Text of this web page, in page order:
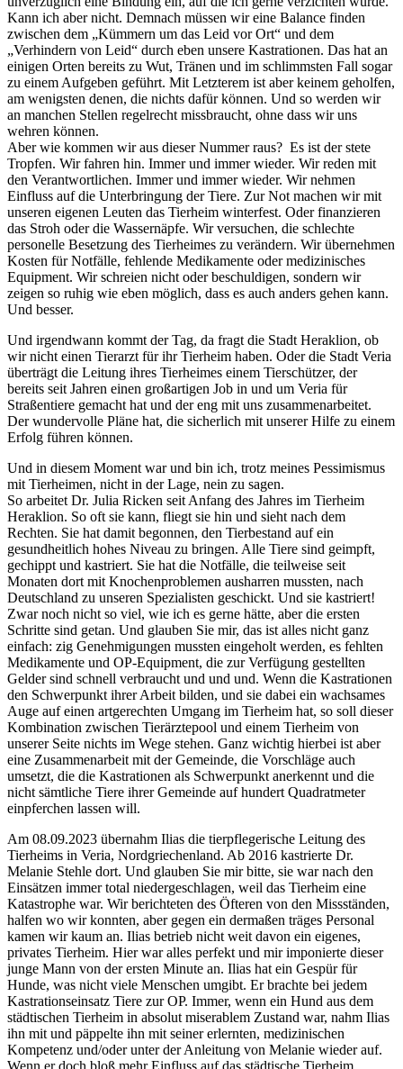
Kann ich aber nicht. Demnach müssen wir eine Balance finden
zwischen dem „Kümmern um das Leid vor Ort“ und dem
„Verhindern von Leid“ durch eben unsere Kastrationen. Das hat an
einigen Orten bereits zu Wut, Tränen und im schlimmsten Fall sogar
zu einem Aufgeben geführt. Mit Letzterem ist aber keinem geholfen,
am wenigsten denen, die nichts dafür können. Und so werden wir
an manchen Stellen regelrecht missbraucht, ohne dass wir uns
wehren können.
Aber wie kommen wir aus dieser Nummer raus? Es ist der stete
Tropfen. Wir fahren hin. Immer und immer wieder. Wir reden mit
den Verantwortlichen. Immer und immer wieder. Wir nehmen
Einfluss auf die Unterbringung der Tiere. Zur Not machen wir mit
unseren eigenen Leuten das Tierheim winterfest. Oder finanzieren
das Stroh oder die Wassernäpfe. Wir versuchen, die schlechte
personelle Besetzung des Tierheimes zu verändern. Wir übernehmen
Kosten für Notfälle, fehlende Medikamente oder medizinisches
Equipment. Wir schreien nicht oder beschuldigen, sondern wir
zeigen so ruhig wie eben möglich, dass es auch anders gehen kann.
Und besser.
Und irgendwann kommt der Tag, da fragt die Stadt Heraklion, ob
wir nicht einen Tierarzt für ihr Tierheim haben. Oder die Stadt Veria
überträgt die Leitung ihres Tierheimes einem Tierschützer, der
bereits seit Jahren einen großartigen Job in und um Veria für
Straßentiere gemacht hat und der eng mit uns zusammenarbeitet.
Der wundervolle Pläne hat, die sicherlich mit unserer Hilfe zu einem
Erfolg führen können.
Und in diesem Moment war und bin ich, trotz meines Pessimismus
mit Tierheimen, nicht in der Lage, nein zu sagen.
So arbeitet Dr. Julia Ricken seit Anfang des Jahres im Tierheim
Heraklion. So oft sie kann, fliegt sie hin und sieht nach dem
Rechten. Sie hat damit begonnen, den Tierbestand auf ein
gesundheitlich hohes Niveau zu bringen. Alle Tiere sind geimpft,
gechippt und kastriert. Sie hat die Notfälle, die teilweise seit
Monaten dort mit Knochenproblemen ausharren mussten, nach
Deutschland zu unseren Spezialisten geschickt. Und sie kastriert!
Zwar noch nicht so viel, wie ich es gerne hätte, aber die ersten
Schritte sind getan. Und glauben Sie mir, das ist alles nicht ganz
einfach: zig Genehmigungen mussten eingeholt werden, es fehlten
Medikamente und OP-Equipment, die zur Verfügung gestellten
Gelder sind schnell verbraucht und und und. Wenn die Kastrationen
den Schwerpunkt ihrer Arbeit bilden, und sie dabei ein wachsames
Auge auf einen artgerechten Umgang im Tierheim hat, so soll dieser
Kombination zwischen Tierärztepool und einem Tierheim von
unserer Seite nichts im Wege stehen. Ganz wichtig hierbei ist aber
eine Zusammenarbeit mit der Gemeinde, die Vorschläge auch
umsetzt, die die Kastrationen als Schwerpunkt anerkennt und die
nicht sämtliche Tiere ihrer Gemeinde auf hundert Quadratmeter
einpferchen lassen will.
Am 08.09.2023 übernahm Ilias die tierpflegerische Leitung des
Tierheims in Veria, Nordgriechenland. Ab 2016 kastrierte Dr.
Melanie Stehle dort. Und glauben Sie mir bitte, sie war nach den
Einsätzen immer total niedergeschlagen, weil das Tierheim eine
Katastrophe war. Wir berichteten des Öfteren von den Missständen,
halfen wo wir konnten, aber gegen ein dermaßen träges Personal
kamen wir kaum an. Ilias betrieb nicht weit davon ein eigenes,
privates Tierheim. Hier war alles perfekt und mir imponierte dieser
junge Mann von der ersten Minute an. Ilias hat ein Gespür für
Hunde, was nicht viele Menschen umgibt. Er brachte bei jedem
Kastrationseinsatz Tiere zur OP. Immer, wenn ein Hund aus dem
städtischen Tierheim in absolut miserablem Zustand war, nahm Ilias
ihn mit und päppelte ihn mit seiner erlernten, medizinischen
Kompetenz und/oder unter der Anleitung von Melanie wieder auf.